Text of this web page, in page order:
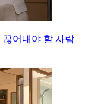
어내야 할 사람